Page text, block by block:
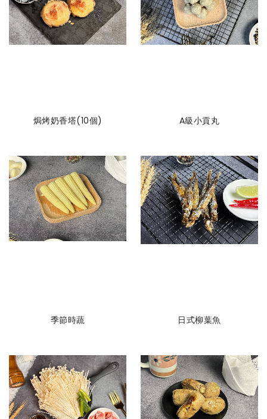
焗烤奶香塔(10個) A級小貢丸
季節時蔬 日式柳葉魚